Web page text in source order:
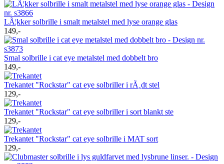
LÃ¦kker solbrille i smalt metalstel med lyse orange glas
149,-
Smal solbrille i cat eye metalstel med dobbelt bro
149,-
Trekantet "Rockstar" cat eye solbriller i rÃ¸dt stel
129,-
Trekantet "Rockstar" cat eye solbriller i sort blankt ste
129,-
Trekantet "Rockstar" cat eye solbrille i MAT sort
129,-